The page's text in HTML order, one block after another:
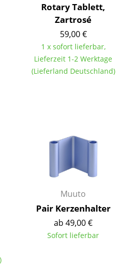
Rotary Tablett,
Zartrosé
59,00 €
1 x sofort lieferbar,
Lieferzeit 1-2 Werktage
(Lieferland Deutschland)
Muuto
Pair Kerzenhalter
ab 49,00 €
Sofort lieferbar